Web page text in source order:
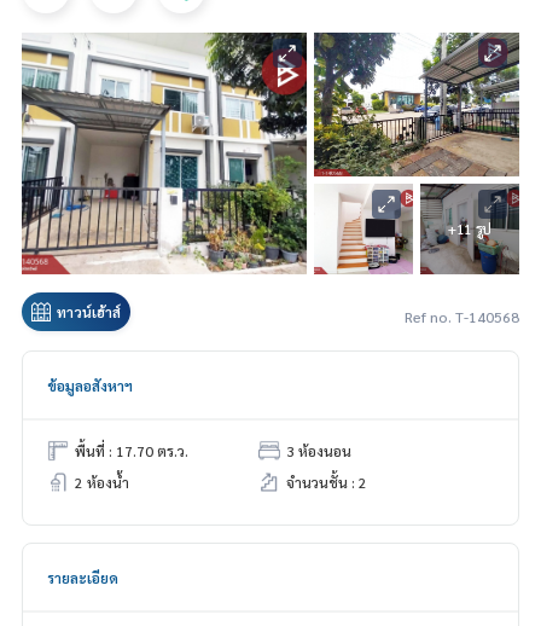
+11 รูป
ทาวน์เฮ้าส์ Ref no. T-140568
ข้อมูลอสังหาฯ
พื้นที่ : 17.70 ตร.ว.
3 ห้องนอน
2 ห้องน้ำ
จำนวนชั้น : 2
รายละเอียด